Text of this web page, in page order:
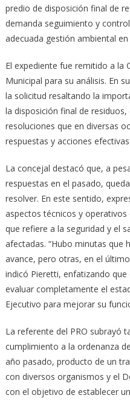
predio de disposición final de
demanda seguimiento y
adecuada gestión ambiental en
El expediente fue remitido a la
Municipal para su análisis. En
la solicitud resaltando la
la disposición final de
resoluciones que en diversas
respuestas y acciones
La concejal destacó que, a
respuestas en el pasado,
resolver. En este sentido,
aspectos técnicos y
que refiere a la seguridad y el
afectadas. “Hubo minutas que
avance, pero otras, en el
indicó Pieretti, enfatizando
evaluar completamente el
Ejecutivo para mejorar su
La referente del PRO subrayó
cumplimiento a la ordenanza
año pasado, producto de un
con diversos organismos y el
con el objetivo de establecer